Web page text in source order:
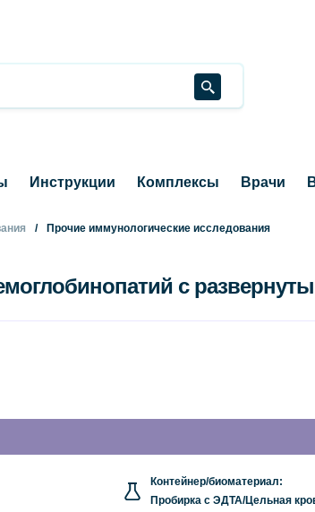
Инструкции Комплексы Врачи
Прочие иммунологические исследования
с
Контейнер/биоматериал:
Пробирка с ЭДТА/Цельная